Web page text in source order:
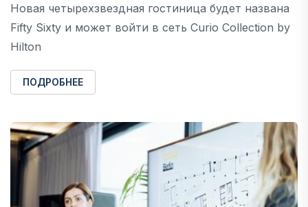
Новая четырехзвездная гостиница будет названа
Fifty Sixty и может войти в сеть Curio Сollection by
Hilton
ПОДРОБНЕЕ